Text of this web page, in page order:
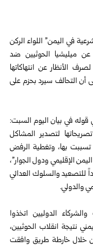
في اليمن” اللواء الركن
عن ميليشيا الحوثيين ضد
الأنظار عن انتهاكاتها
التحالف سيرد بحزم على
قوله في بيان اليوم السبت:
لتصدير المشاكل
تسببت بها، وتغطية الرفض
الإقليمي ودول الجوار”،
للتصعيد والسلوك العدائي
والدولي.
الدوليين اتخذوا
نتيجة انقلاب الحوثيين،
خلال خارطة طريق وافقت